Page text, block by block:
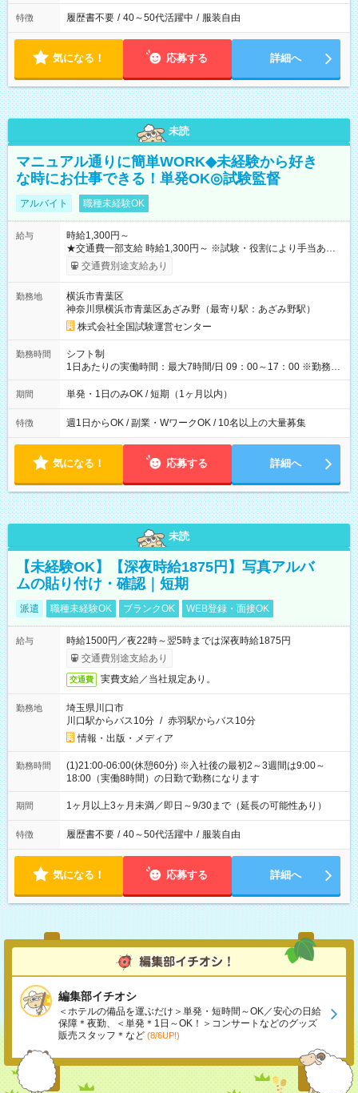
特徴 履歴書不要 / 40～50代活躍中 / 服装自由
気になる！ 応募する 詳細へ
未読
マニュアル通りに簡単WORK◆未経験から好き
な時にお仕事できる！単発OK◎試験監督
アルバイト 職種未経験OK
給与
時給1,300円～
★交通費一部支給 時給1,300円～ ※試験・役割により手当あり
※勤務回数により昇給あり 【即給（前払い）オプションあ
り！】 希望される場合、勤務から1週間ほどで給与の一部を受け
例】 ・河合塾模擬試験 8:30～17:30（休憩1時間） 時給1,300円
×8時間＝日収10,400円＋交通費 ※当日の役割により時給＋100
円の場合あり ・国家試験 7:00～13:30（休憩なし） 時給1,300
円（役割手当＋100円）×6時間＝日収8,400円＋交通費 【試用期
間】試用期間なし
交通費別途支給あり
勤務地
横浜市青葉区
神奈川県横浜市青葉区あざみ野（最寄り駅：あざみ野駅）
株式会社全国試験運営センター
勤務時間
シフト制
1日あたりの実働時間：最大7時間/日 09：00～17：00 ※勤務時
間は 試験により異なります。
期間 単発・1日のみOK / 短期（1ヶ月以内）
特徴 週1日からOK / 副業・WワークOK / 10名以上の大量募集
気になる！ 応募する 詳細へ
未読
【未経験OK】【深夜時給1875円】写真アルバ
ムの貼り付け・確認｜短期
派遣 職種未経験OK ブランクOK WEB登録・面接OK
給与
時給1500円／夜22時～翌5時までは深夜時給1875円
交通費別途支給あり
交通費 実費支給／当社規定あり。
勤務地
埼玉県川口市
川口駅からバス10分 / 赤羽駅からバス10分
情報・出版・メディア
勤務時間
(1)21:00-06:00(休憩60分) ※入社後の最初2～3週間は9:00～
18:00（実働8時間）の日勤で勤務になります
期間 1ヶ月以上3ヶ月未満／即日～9/30まで（延長の可能性あり）
特徴 履歴書不要 / 40～50代活躍中 / 服装自由
気になる！ 応募する 詳細へ
編集部イチオシ
＜ホテルの備品を運ぶだけ＞単発・短時間～OK／安心の日給
保障＊夜勤、＜単発＊1日～OK！＞コンサートなどのグッズ
販売スタッフ＊など (8/6UP!)